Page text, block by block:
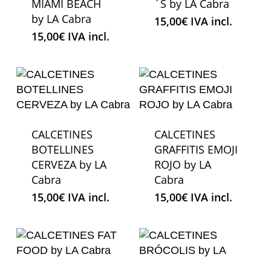
MIAMI BEACH
by LA Cabra
15,00€ IVA incl.
´S by LA Cabra
15,00€ IVA incl.
CALCETINES
BOTELLINES
CERVEZA by LA
Cabra
15,00€ IVA incl.
CALCETINES
GRAFFITIS EMOJI
ROJO by LA
Cabra
15,00€ IVA incl.